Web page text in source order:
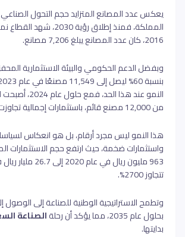
يعكس عدد المصانع المتزايد حجم التحول
المملكة، فمنذ إطلاق رؤية
2016، كان عدد المصانع يبلغ 7,206 مصانع.
وبفضل الدعم الحكومي والبيئة الاستثمارية
النمو عند هذا
من 12,000 مصنع قائم، باستثمارات إجمالية تجاوزت 1.5 تريليون ريال.
هذا النمو ليس مجرد أرقام، بل هو انعكاس
واستثمارات ضخمة، حيث ارتفع حجم الاستثمارات
تتجاوز 2700%.
بحلول عام 2035، مما يؤكد أن رحلة
الصناعة
بدايتها.